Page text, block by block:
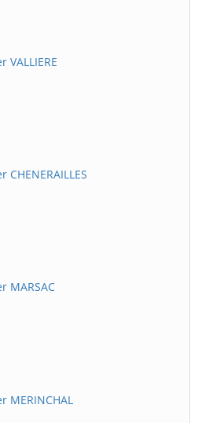
VALLIERE
MARSAC
MERINCHAL